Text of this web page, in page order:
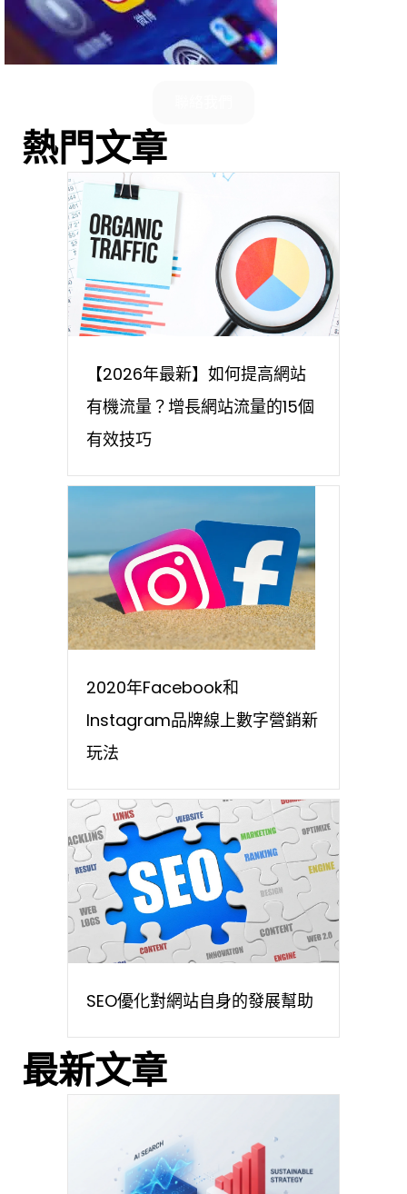
熱門文章
【2026年最新】如何提高網站
有機流量？增長網站流量的15個
有效技巧
2020年Facebook和
Instagram品牌線上數字營銷新
玩法
SEO優化對網站自身的發展幫助
最新文章